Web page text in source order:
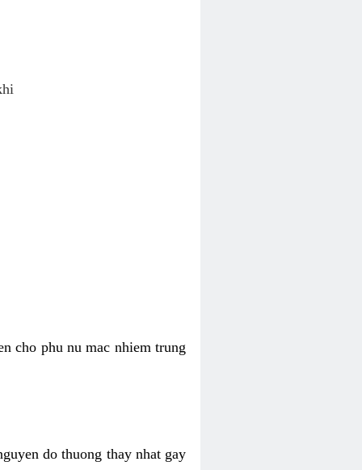
cho phu nu mac nhiem trung
do thuong thay nhat gay